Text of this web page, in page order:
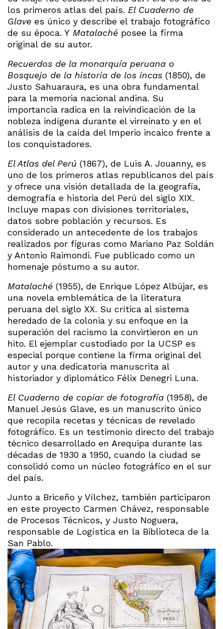
los primeros atlas del país. El Cuaderno de
Glave es único y describe el trabajo fotográfico
de su época. Y Matalaché posee la firma
original de su autor.
Recuerdos de la monarquía peruana o
Bosquejo de la historia de los incas (1850), de
Justo Sahuaraura, es una obra fundamental
para la memoria nacional andina. Su
importancia radica en la reivindicación de la
nobleza indígena durante el virreinato y en el
análisis de la caída del Imperio incaico frente a
los conquistadores.
El Atlas del Perú (1867), de Luis A. Jouanny, es
uno de los primeros atlas republicanos del país
y ofrece una visión detallada de la geografía,
demografía e historia del Perú del siglo XIX.
Incluye mapas con divisiones territoriales,
datos sobre población y recursos. Es
considerado un antecedente de los trabajos
realizados por figuras como Mariano Paz Soldán
y Antonio Raimondi. Fue publicado como un
homenaje póstumo a su autor.
Matalaché (1955), de Enrique López Albújar, es
una novela emblemática de la literatura
peruana del siglo XX. Su crítica al sistema
heredado de la colonia y su enfoque en la
superación del racismo la convirtieron en un
hito. El ejemplar custodiado por la UCSP es
especial porque contiene la firma original del
autor y una dedicatoria manuscrita al
historiador y diplomático Félix Denegri Luna.
El Cuaderno de copiar de fotografía (1958), de
Manuel Jesús Glave, es un manuscrito único
que recopila recetas y técnicas de revelado
fotográfico. Es un testimonio directo del trabajo
técnico desarrollado en Arequipa durante las
décadas de 1930 a 1950, cuando la ciudad se
consolidó como un núcleo fotográfico en el sur
del país.
Junto a Briceño y Vílchez, también participaron
en este proyecto Carmen Chávez, responsable
de Procesos Técnicos, y Justo Noguera,
responsable de Logística en la Biblioteca de la
San Pablo.